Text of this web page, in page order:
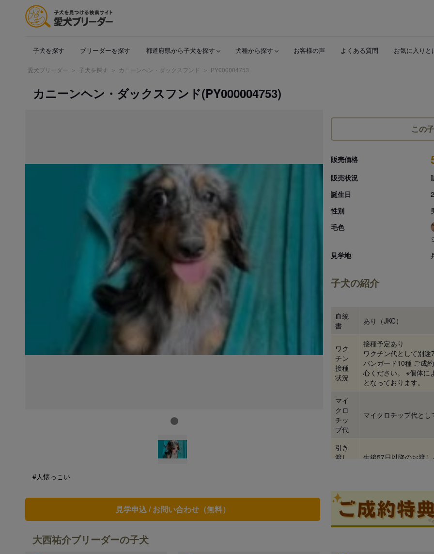
子犬を探す ブリーダーを探す 都道府県から子犬を探す 犬種から探す お客様の声 よくある質問 お気に入りと
愛犬ブリーダー 子犬を探す カニーンヘン・ダックスフンド PY000004753
カニーンヘン・ダックスフンド(PY000004753)
#人懐っこい
この
販売価格
販売状況
誕生日
性別
毛色
見学地
子犬の紹介
血統
書
あり（JKC）
ワク
チン
接種
状況
接種予定あり
ワクチン代として別途
バンガード10種 ご成
心ください。 ※個体
となっております。
マイ
クロ
チッ
プ代
マイクロチップ代とし
引き
渡し
生後57日以降のお渡し
見学申込 / お問い合わせ（無料）
大西祐介ブリーダーの子犬